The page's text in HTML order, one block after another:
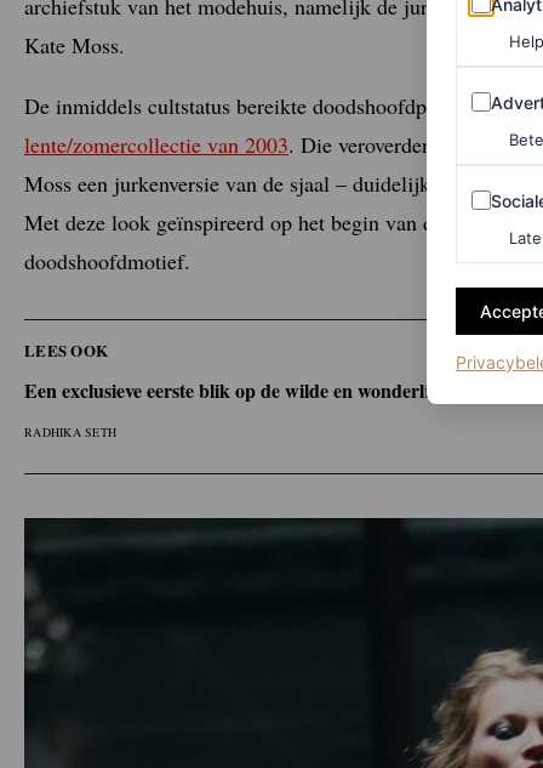
archiefstuk van het modehuis, namelijk de jurk met
Kate Moss.
De inmiddels cultstatus bereikte doodshoofdprint
lente/zomercollectie van 2003. Die veroverden al snel de
Moss een jurkenversie van de sjaal – duidelijk de
Met deze look geïnspireerd op het begin van de jaren
doodshoofdmotief.
LEES OOK
Een exclusieve eerste blik op de wilde en wonderlijke kostuums
RADHIKA SETH
Sociale